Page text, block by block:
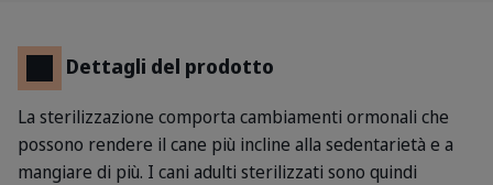
Dettagli del prodotto
La sterilizzazione comporta cambiamenti ormonali che
possono rendere il cane più incline alla sedentarietà e a
mangiare di più. I cani adulti sterilizzati sono quindi